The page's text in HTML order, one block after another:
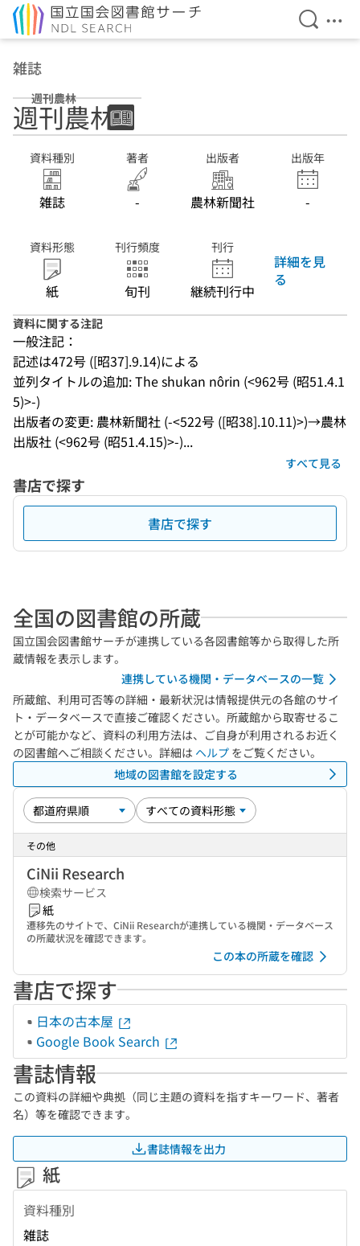
検索を
メ
雑誌
週刊農林
週刊農林
資料種別
雑誌
著者
-
出版者
農林新聞社
出版年
-
資料形態
紙
刊行頻度
旬刊
刊行
継続刊行中
詳細を見
る
資料に関する注記
一般注記：
記述は472号 ([昭37].9.14)による
並列タイトルの追加: The shukan nôrin (<962号 (昭51.4.1
5)>-)
出版者の変更: 農林新聞社 (-<522号 ([昭38].10.11)>)→農林
出版社 (<962号 (昭51.4.15)>-)...
すべて見る
書店で探す
書店で探す
全国の図書館の所蔵
国立国会図書館サーチが連携している各図書館等から取得した所
蔵情報を表示します。
連携している機関・データベースの一覧
所蔵館、利用可否等の詳細・最新状況は情報提供元の各館のサイ
ト・データベースで直接ご確認ください。所蔵館から取寄せるこ
とが可能かなど、資料の利用方法は、ご自身が利用されるお近く
の図書館へご相談ください。詳細は ヘルプ をご覧ください。
地域の図書館を設定する
その他
CiNii Research
検索サービス
紙
遷移先のサイトで、CiNii Researchが連携している機関・データベース
の所蔵状況を確認できます。
この本の所蔵を確認
書店で探す
日本の古本屋
Google Book Search
書誌情報
この資料の詳細や典拠（同じ主題の資料を指すキーワード、著者
名）等を確認できます。
書誌情報を出力
紙
資料種別
雑誌